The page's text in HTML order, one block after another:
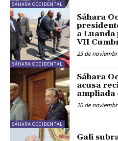
SÁHARA OCCIDENTAL
SÁHARA OCCIDENTAL
Sáhara
a
VII
23 de
SÁHARA OCCIDENTAL
Sáhara
acusa
ampliada
10 de
Gali